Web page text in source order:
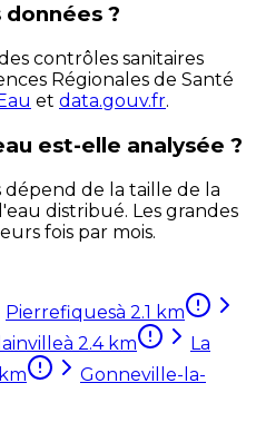
?
contrôles sanitaires
Régionales de Santé
et data.gouv.fr.
est-elle analysée ?
dépend de la taille de la
distribué. Les grandes
fois par mois.
Pierrefiquesà 2.1 km
à 2.4km
La
km
Gonneville-la-